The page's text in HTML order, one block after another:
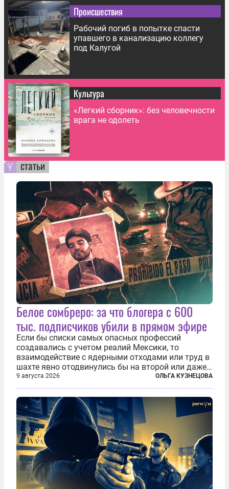
Происшествия
Рабочий погиб в попытке спасти
упавшего в канализацию коллегу
под Калугой
Культура
«Легкий сборник»: без человечности
врага не одолеть
статьи
Белое сомбреро: за что блогера с 600
тыс. подписчиков убили в прямом эфире
Если бы списки самых опасных профессий
создавались с учетом реалий Мексики, то
взаимодействие с ядерными отходами или труд в
шахте явно отодвинулись бы на второй или даже
третий план. А вот блогерам, журналистам и
музыкантам пришлось бы выйти вперед. В
Кульякане, столице штата Синалоа, прямо во...
9 августа 2026 ОЛЬГА КУЗНЕЦОВА